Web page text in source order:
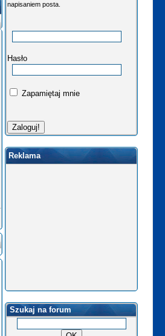
napisaniem posta.
Hasło
Zapamiętaj mnie
Reklama
Szukaj na forum